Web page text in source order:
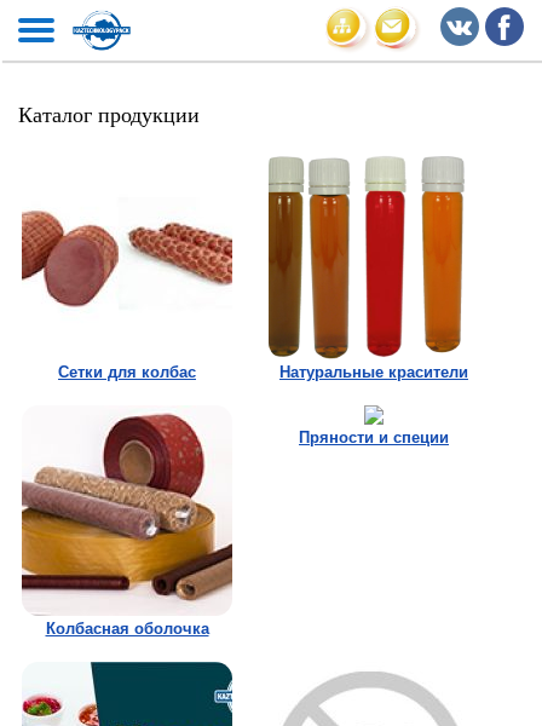
Каталог продукции
Сетки для колбас Натуральные красители
Колбасная оболочка
Пряности и специи